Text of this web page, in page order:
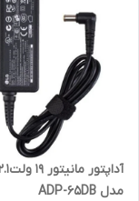
مدل ADP-65DB